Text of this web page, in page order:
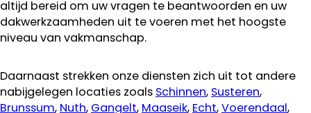
altijd bereid om uw vragen te beantwoorden en uw
dakwerkzaamheden uit te voeren met het hoogste
niveau van vakmanschap.
Daarnaast strekken onze diensten zich uit tot andere
nabijgelegen locaties zoals Schinnen, Susteren,
Brunssum, Nuth, Gangelt, Maaseik, Echt,Voerendaal,